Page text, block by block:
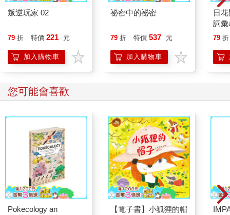
遶境，為神明祝壽。為期兩天的慶典，對大溪人來說，像是第二
個新年，男女老少總動員，為的就是齊心協力完成這場屬於大溪
二〇二五年六月二十八日，「六廿四」前夕，「大溪大禧」熱烈
開場，熱鬧自廟埕蔓延至老街，信仰結合設計交織綻放。
普濟堂前人潮聚集，隨著鑼鼓響起，踩街遊行隊伍緩緩出發。神
將揹偶、舞旗隊、神龍隊並肩而行，西樂隊、公賞旗隊、女童宮
燈隊緊隨其後，復古隊伍與現代創意交錯，勾勒出屬於這座城的
記憶。
合作，當傳統鑼鼓遇上搖滾節奏，街頭頓時化身音樂舞台，火花
四射。活動更鼓勵民眾換上民國六、七〇年代復古服飾，與老照
片裝置藝術互相輝映，讓踩街成為一場時光旅行。
七月十二、十三日晚間，《想阮少年時》在普濟堂廟埕登場，專
業劇團與在地居民攜手演出，將跨越三代的大溪人故事搬上舞
台。那不僅是戲，更是情感的迴盪。而紀錄片《我的將軍我驕
傲》則在銀幕上重現大溪將軍組裝的榮耀瞬間，讓觀眾看見一座
城市如何因信仰而凝聚。
七月十七、十八日(農曆六廿三、六廿四)，普濟堂關聖帝君聖誕遶
叛逆玩家 02
79 折 特價 221 元
加入購物車
祕密中的祕密
79 折 特價 537 元
加入購物車
日
詞
79 折
您可能會喜歡
Pokecology an
【電子書】小狐狸的帽